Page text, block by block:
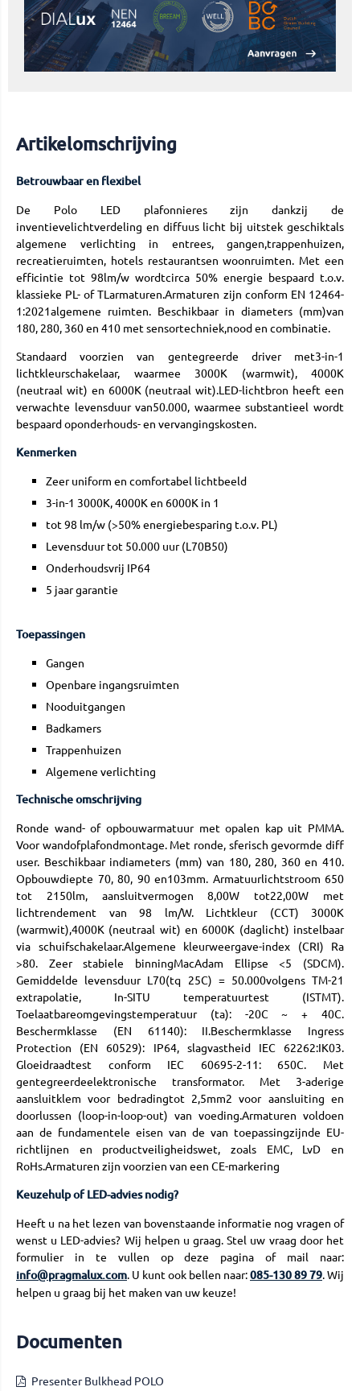
Artikelomschrijving
Betrouwbaar en flexibel
De Polo LED plafonnieres zijn dankzij de
inventievelichtverdeling en diffuus licht bij uitstek geschiktals
algemene verlichting in entrees, gangen,trappenhuizen,
recreatieruimten, hotels restaurantsen woonruimten. Met een
efficintie tot 98lm/w wordtcirca 50% energie bespaard t.o.v.
klassieke PL- of TLarmaturen.Armaturen zijn conform EN 12464-
1:2021algemene ruimten. Beschikbaar in diameters (mm)van
180, 280, 360 en 410 met sensortechniek,nood en combinatie.
Standaard voorzien van gentegreerde driver met3-in-1
lichtkleurschakelaar, waarmee 3000K (warmwit), 4000K
(neutraal wit) en 6000K (neutraal wit).LED-lichtbron heeft een
verwachte levensduur van50.000, waarmee substantieel wordt
bespaard oponderhouds- en vervangingskosten.
Kenmerken
Zeer uniform en comfortabel lichtbeeld
3-in-1 3000K, 4000K en 6000K in 1
tot 98 lm/w (>50% energiebesparing t.o.v. PL)
Levensduur tot 50.000 uur (L70B50)
Onderhoudsvrij IP64
5 jaar garantie
Toepassingen
Gangen
Openbare ingangsruimten
Nooduitgangen
Badkamers
Trappenhuizen
Algemene verlichting
Technische omschrijving
Ronde wand- of opbouwarmatuur met opalen kap uit PMMA.
Voor wandofplafondmontage. Met ronde, sferisch gevormde diff
user. Beschikbaar indiameters (mm) van 180, 280, 360 en 410.
Opbouwdiepte 70, 80, 90 en103mm. Armatuurlichtstroom 650
tot 2150lm, aansluitvermogen 8,00W tot22,00W met
lichtrendement van 98 lm/W. Lichtkleur (CCT) 3000K
(warmwit),4000K (neutraal wit) en 6000K (daglicht) instelbaar
via schuifschakelaar.Algemene kleurweergave-index (CRI) Ra
>80. Zeer stabiele binningMacAdam Ellipse <5 (SDCM).
Gemiddelde levensduur L70(tq 25C) = 50.000volgens TM-21
extrapolatie, In-SITU temperatuurtest (ISTMT).
Toelaatbareomgevingstemperatuur (ta): -20C ~ + 40C.
Beschermklasse (EN 61140): II.Beschermklasse Ingress
Protection (EN 60529): IP64, slagvastheid IEC 62262:IK03.
Gloeidraadtest conform IEC 60695-2-11: 650C. Met
gentegreerdeelektronische transformator. Met 3-aderige
aansluitklem voor bedradingtot 2,5mm2 voor aansluiting en
doorlussen (loop-in-loop-out) van voeding.Armaturen voldoen
aan de fundamentele eisen van de van toepassingzijnde EU-
richtlijnen en productveiligheidswet, zoals EMC, LvD en
RoHs.Armaturen zijn voorzien van een CE-markering
Keuzehulp of LED-advies nodig?
Heeft u na het lezen van bovenstaande informatie nog vragen of
wenst u LED-advies? Wij helpen u graag. Stel uw vraag door het
formulier in te vullen op deze pagina of mail naar:
info@pragmalux.com. U kunt ook bellen naar:085-130 89 79. Wij
helpen u graag bij het maken van uw keuze!
Documenten
Presenter Bulkhead POLO